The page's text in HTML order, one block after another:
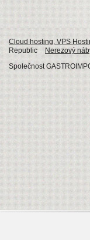
Cloud hosting, VPS
Republic
Nerezový
Společnost